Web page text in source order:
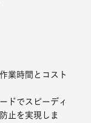
業時間とコスト
ドでスピーディ
止を実現しま